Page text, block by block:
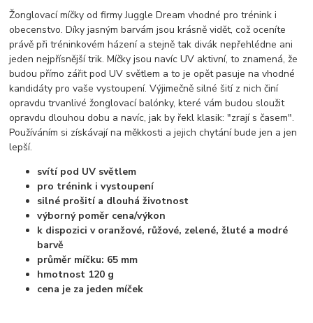
Žonglovací míčky od firmy Juggle Dream vhodné pro trénink i
obecenstvo. Díky jasným barvám jsou krásně vidět, což oceníte
právě při tréninkovém házení a stejně tak divák nepřehlédne ani
jeden nejpřísnější trik. Míčky jsou navíc UV aktivní, to znamená, že
budou přímo zářit pod UV světlem a to je opět pasuje na vhodné
kandidáty pro vaše vystoupení. Výjimečně silné šití z nich činí
opravdu trvanlivé žonglovací balónky, které vám budou sloužit
opravdu dlouhou dobu a navíc, jak by řekl klasik: "zrají s časem".
Používáním si získávají na měkkosti a jejich chytání bude jen a jen
lepší.
svítí pod UV světlem
pro trénink i vystoupení
silné prošití a dlouhá životnost
výborný poměr cena/výkon
k dispozici v oranžové, růžové, zelené, žluté a modré
barvě
průměr míčku: 65 mm
hmotnost 120 g
cena je za jeden míček